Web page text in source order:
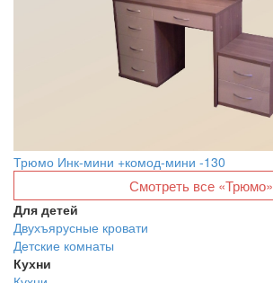
Трюмо Инк-мини +комод-мини -130
Смотреть все «Трюмо»
Для детей
Двухъярусные кровати
Детские комнаты
Кухни